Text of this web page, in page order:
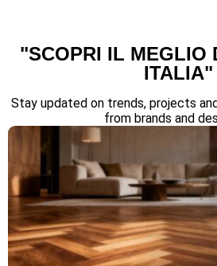
"SCOPRI IL MEGLIO
ITALIA"
Stay updated on trends, projects
from brands and